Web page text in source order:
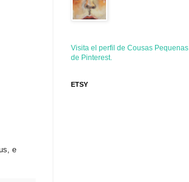
e
Visita el perfil de Cousas Pequenas
de Pinterest.
ETSY